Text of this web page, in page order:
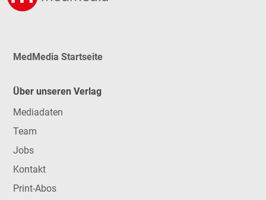
MedMedia Startseite
Über unseren Verlag
Mediadaten
Team
Jobs
Kontakt
Print-Abos